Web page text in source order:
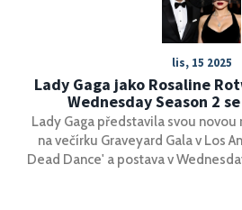
lis, 15 2025
Lady Gaga jako Rosaline
Wednesday Season 2
Lady Gaga představila svou
na večírku Graveyard Gala v Los
Dead Dance' a postava v